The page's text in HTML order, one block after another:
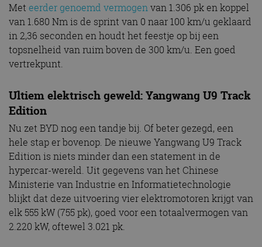
Met eerder genoemd vermogenvan 1.306 pk en koppel
van 1.680 Nm is de sprint van 0 naar 100 km/u geklaard
in 2,36 seconden en houdt het feestje op bij een
topsnelheid van ruim boven de 300 km/u. Een goed
vertrekpunt.
Ultiem elektrisch geweld: Yangwang U9 Track
Edition
Nu zet BYD nog een tandje bij. Of beter gezegd, een
hele stap er bovenop. De nieuwe Yangwang U9 Track
Edition is niets minder dan een statement in de
hypercar-wereld. Uit gegevens van het Chinese
Ministerie van Industrie en Informatietechnologie
blijkt dat deze uitvoering vier elektromotoren krijgt van
elk 555 kW (755 pk), goed voor een totaalvermogen van
2.220 kW, oftewel 3.021 pk.